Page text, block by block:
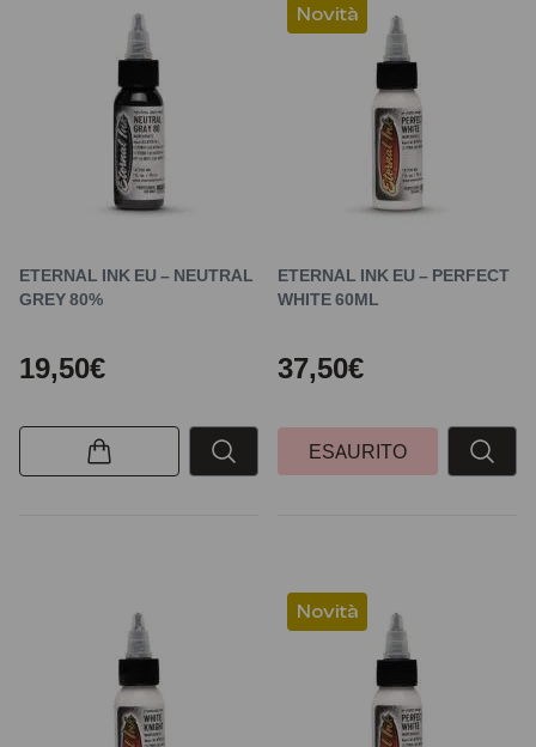
ETERNAL INK EU – NEUTRAL
GREY 80%
19,50€
Novità
ETERNAL INK EU – PERFECT
WHITE 60ML
37,50€
ESAURITO
Novità